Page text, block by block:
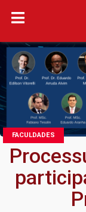
FACULDADES